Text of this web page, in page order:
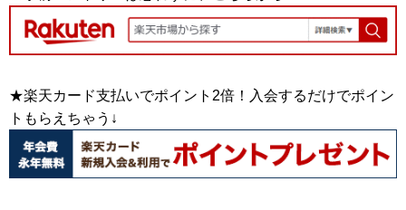
★楽天カード支払いでポイント2倍！入会するだけでポイン
トもらえちゃう↓